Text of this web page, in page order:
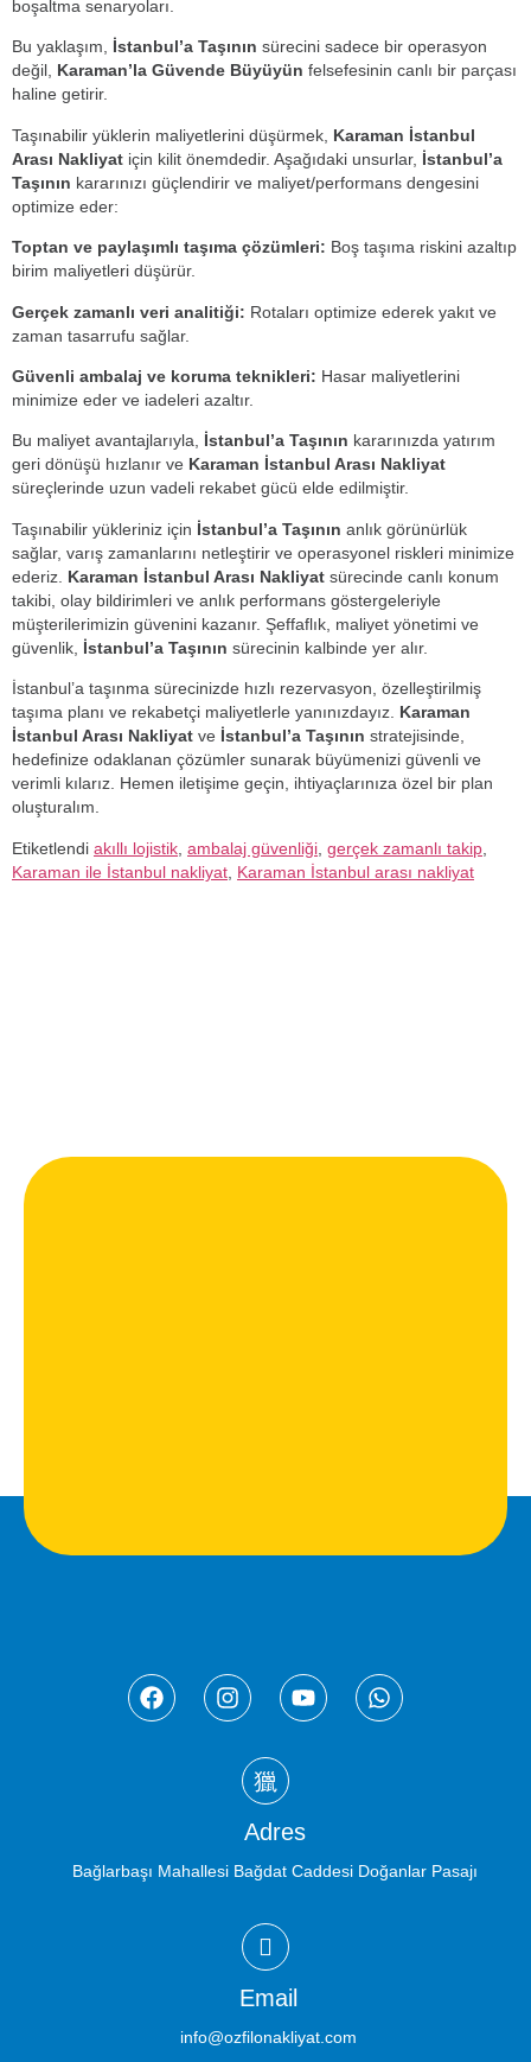
boşaltma senaryoları.
Bu yaklaşım, İstanbul’a Taşının sürecini sadece bir operasyon
değil, Karaman’la Güvende Büyüyün felsefesinin canlı bir parçası
haline getirir.
Taşınabilir yüklerin maliyetlerini düşürmek, Karaman İstanbul
Arası Nakliyat için kilit önemdedir. Aşağıdaki unsurlar, İstanbul’a
Taşının kararınızı güçlendirir ve maliyet/performans dengesini
optimize eder:
Toptan ve paylaşımlı taşıma çözümleri: Boş taşıma riskini azaltıp
birim maliyetleri düşürür.
Gerçek zamanlı veri analitiği: Rotaları optimize ederek yakıt ve
zaman tasarrufu sağlar.
Güvenli ambalaj ve koruma teknikleri: Hasar maliyetlerini
minimize eder ve iadeleri azaltır.
Bu maliyet avantajlarıyla, İstanbul’a Taşının kararınızda yatırım
geri dönüşü hızlanır ve Karaman İstanbul Arası Nakliyat
süreçlerinde uzun vadeli rekabet gücü elde edilmiştir.
Taşınabilir yükleriniz için İstanbul’a Taşının anlık görünürlük
sağlar, varış zamanlarını netleştirir ve operasyonel riskleri minimize
ederiz. Karaman İstanbul Arası Nakliyat sürecinde canlı konum
takibi, olay bildirimleri ve anlık performans göstergeleriyle
müşterilerimizin güvenini kazanır. Şeffaflık, maliyet yönetimi ve
güvenlik, İstanbul’a Taşının sürecinin kalbinde yer alır.
İstanbul’a taşınma sürecinizde hızlı rezervasyon, özelleştirilmiş
taşıma planı ve rekabetçi maliyetlerle yanınızdayız. Karaman
İstanbul Arası Nakliyat ve İstanbul’a Taşının stratejisinde,
hedefinize odaklanan çözümler sunarak büyümenizi güvenli ve
verimli kılarız. Hemen iletişime geçin, ihtiyaçlarınıza özel bir plan
oluşturalım.
Etiketlendi akıllı lojistik ambalaj güvenliği gerçek zamanlı takip
Karaman ile İstanbul nakliyat Karaman İstanbul arası nakliyat
Adres
Bağlarbaşı Mahallesi Bağdat Caddesi Doğanlar Pasajı
Email
info@ozfilonakliyat.com